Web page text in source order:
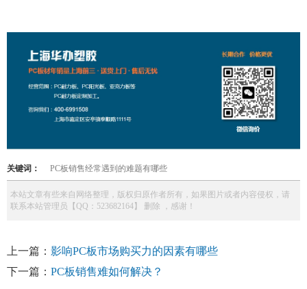
关键词： PC板销售经常遇到的难题有哪些
本站文章有些来自网络整理，版权归原作者所有，如果图片或者内容侵权，请
联系本站管理员【QQ：523682164】 删除 ，感谢！
上一篇： 影响PC板市场购买力的因素有哪些
下一篇： PC板销售难如何解决？